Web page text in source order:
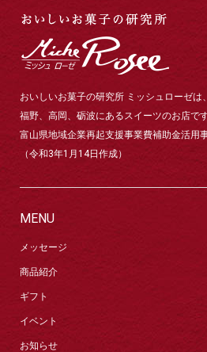
おいしいお菓子の研究所 ミッシュローゼは、
福野、高岡、砺波にあるスイーツのお店です
富山県地域企業再起支援事業費補助金活用
（令和3年1月14日作成）
MENU
メッセージ
商品紹介
ギフト
イベント
お知らせ